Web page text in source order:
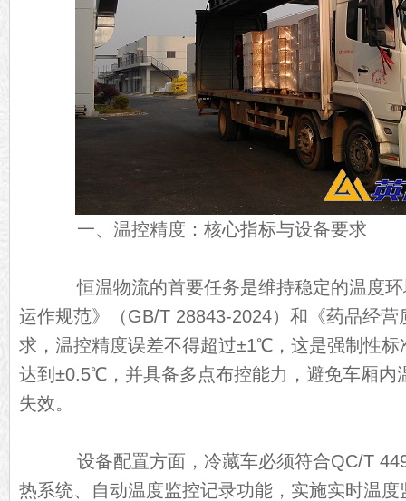
一、温控精度：核心指标与设备要求
恒温物流的首要任务是维持稳定的温度环
运作规范》（GB/T 28843-2024）和《药品经
求，温控精度误差不得超过±1℃，这是强制性标
达到±0.5℃，并具备多点布控能力，避免车厢内
失效。
设备配置方面，冷藏车必须符合QC/T
热系统、自动温度监控记录功能，实施实时温